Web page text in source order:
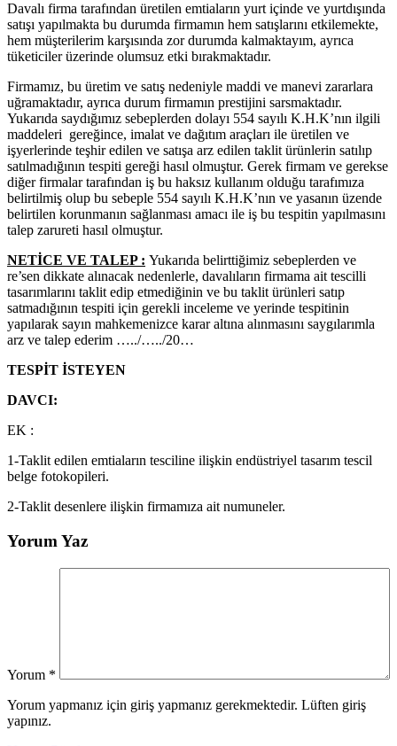
Davalı firma tarafından üretilen emtiaların yurt içinde ve yurtdışında
satışı yapılmakta bu durumda firmamın hem satışlarını etkilemekte,
hem müşterilerim karşısında zor durumda kalmaktayım, ayrıca
tüketiciler üzerinde olumsuz etki bırakmaktadır.
Firmamız, bu üretim ve satış nedeniyle maddi ve manevi zararlara
uğramaktadır, ayrıca durum firmamın prestijini sarsmaktadır.
Yukarıda saydığımız sebeplerden dolayı 554 sayılı K.H.K’nın ilgili
maddeleri gereğince, imalat ve dağıtım araçları ile üretilen ve
işyerlerinde teşhir edilen ve satışa arz edilen taklit ürünlerin satılıp
satılmadığının tespiti gereği hasıl olmuştur. Gerek firmam ve gerekse
diğer firmalar tarafından iş bu haksız kullanım olduğu tarafımıza
belirtilmiş olup bu sebeple 554 sayılı K.H.K’nın ve yasanın üzende
belirtilen korunmanın sağlanması amacı ile iş bu tespitin yapılmasını
talep zarureti hasıl olmuştur.
NETİCE VE TALEP : Yukarıda belirttiğimiz sebeplerden ve
re’sen dikkate alınacak nedenlerle, davalıların firmama ait tescilli
tasarımlarını taklit edip etmediğinin ve bu taklit ürünleri satıp
satmadığının tespiti için gerekli inceleme ve yerinde tespitinin
yapılarak sayın mahkemenizce karar altına alınmasını saygılarımla
arz ve talep ederim …../…../20…
TESPİT İSTEYEN
DAVCI:
EK :
1-Taklit edilen emtiaların tesciline ilişkin endüstriyel tasarım tescil
belge fotokopileri.
2-Taklit desenlere ilişkin firmamıza ait numuneler.
Yorum Yaz
Yorum *
Yorum yapmanız için giriş yapmanız gerekmektedir. Lüften giriş
yapınız.